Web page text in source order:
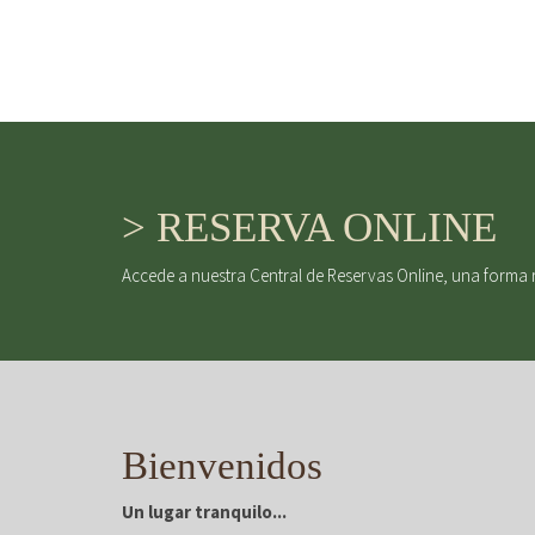
> RESERVA ONLINE
Accede a nuestra Central de Reservas Online, una
Bienvenidos
Un lugar tranquilo...